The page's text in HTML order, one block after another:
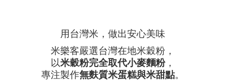
用台灣米，做出安心美味
米樂客嚴選台灣在地米穀粉，
以米穀粉完全取代小麥麵粉，
專注製作無麩質米蛋糕與米甜點。